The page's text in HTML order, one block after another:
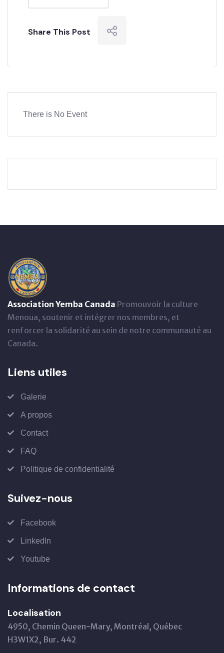
Share This Post
There is No Event
Association Yemba Canada Promouvoir la culture
Menoua, soutenir et intégrer nos membres, et
renforcer la solidarité au sein de notre communauté au
Canada.
Liens utiles
Galerie
A propos
Contact
FAQ
Politique de confidentialité
Suivez-nous
Facebook
LinkedIn
Youtube
Informations de contact
Localisation
4950, Chemin Queen-Mary, Montréal, Québec
H3W1X2, Bur. 442